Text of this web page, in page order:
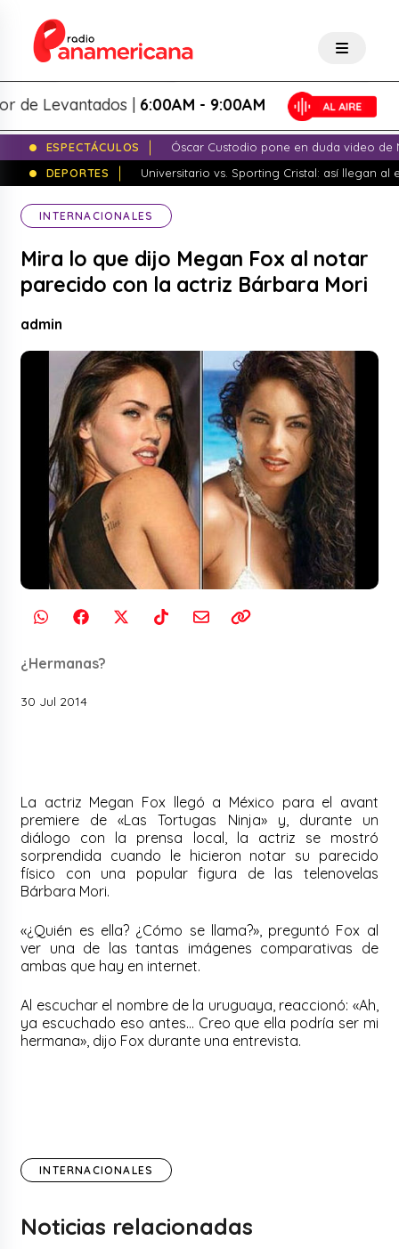
Levantados |6:00AM - 9:00AM
ESPECTÁCULOS
Óscar Custodio pone en duda video de
DEPORTES
Universitario vs. Sporting Cristal: así llegan al
INTERNACIONALES
Mira lo que dijo Megan Fox al notar
parecido con la actriz Bárbara Mori
admin
¿Hermanas?
30 Jul 2014
La actriz Megan Fox llegó a México para el avant
premiere de «Las Tortugas Ninja» y, durante un
diálogo con la prensa local, la actriz se mostró
sorprendida cuando le hicieron notar su parecido
físico con una popular figura de las telenovelas
Bárbara Mori.
«¿Quién es ella? ¿Cómo se llama?», preguntó Fox al
ver una de las tantas imágenes comparativas de
ambas que hay en internet.
Al escuchar el nombre de la uruguaya, reaccionó: «Ah,
ya escuchado eso antes… Creo que ella podría ser mi
hermana», dijo Fox durante una entrevista.
INTERNACIONALES
Noticias relacionadas